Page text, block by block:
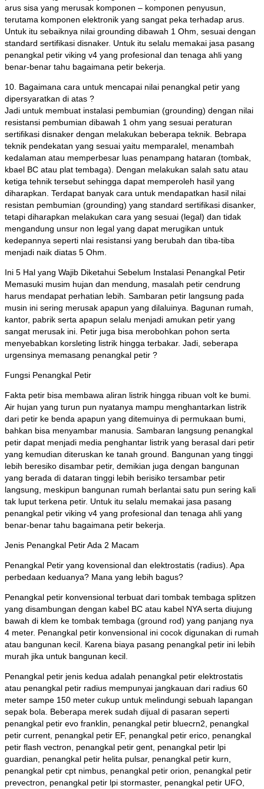
arus sisa yang merusak komponen – komponen penyusun,
terutama komponen elektronik yang sangat peka terhadap arus.
Untuk itu sebaiknya nilai grounding dibawah 1 Ohm, sesuai dengan
standard sertifikasi disnaker. Untuk itu selalu memakai jasa pasang
penangkal petir viking v4 yang profesional dan tenaga ahli yang
benar-benar tahu bagaimana petir bekerja.
10. Bagaimana cara untuk mencapai nilai penangkal petir yang
dipersyaratkan di atas ?
Jadi untuk membuat instalasi pembumian (grounding) dengan nilai
resistansi pembumian dibawah 1 ohm yang sesuai peraturan
sertifikasi disnaker dengan melakukan beberapa teknik. Bebrapa
teknik pendekatan yang sesuai yaitu memparalel, menambah
kedalaman atau memperbesar luas penampang hataran (tombak,
kbael BC atau plat tembaga). Dengan melakukan salah satu atau
ketiga tehnik tersebut sehingga dapat memperoleh hasil yang
diharapkan. Terdapat banyak cara untuk mendapatkan hasil nilai
resistan pembumian (grounding) yang standard sertifikasi disanker,
tetapi diharapkan melakukan cara yang sesuai (legal) dan tidak
mengandung unsur non legal yang dapat merugikan untuk
kedepannya seperti nlai resistansi yang berubah dan tiba-tiba
menjadi naik diatas 5 Ohm.
Ini 5 Hal yang Wajib Diketahui Sebelum Instalasi Penangkal Petir
Memasuki musim hujan dan mendung, masalah petir cendrung
harus mendapat perhatian lebih. Sambaran petir langsung pada
musin ini sering merusak apapun yang dilaluinya. Bagunan rumah,
kantor, pabrik serta apapun selalu menjadi amukan petir yang
sangat merusak ini. Petir juga bisa merobohkan pohon serta
menyebabkan korsleting listrik hingga terbakar. Jadi, seberapa
urgensinya memasang penangkal petir ?
Fungsi Penangkal Petir
Fakta petir bisa membawa aliran listrik hingga ribuan volt ke bumi.
Air hujan yang turun pun nyatanya mampu menghantarkan listrik
dari petir ke benda apapun yang ditemuinya di permukaan bumi,
bahkan bisa menyambar manusia. Sambaran langsung penangkal
petir dapat menjadi media penghantar listrik yang berasal dari petir
yang kemudian diteruskan ke tanah ground. Bangunan yang tinggi
lebih beresiko disambar petir, demikian juga dengan bangunan
yang berada di dataran tinggi lebih berisiko tersambar petir
langsung, meskipun bangunan rumah berlantai satu pun sering kali
tak luput terkena petir. Untuk itu selalu memakai jasa pasang
penangkal petir viking v4 yang profesional dan tenaga ahli yang
benar-benar tahu bagaimana petir bekerja.
Jenis Penangkal Petir Ada 2 Macam
Penangkal Petir yang kovensional dan elektrostatis (radius). Apa
perbedaan keduanya? Mana yang lebih bagus?
Penangkal petir konvensional terbuat dari tombak tembaga splitzen
yang disambungan dengan kabel BC atau kabel NYA serta diujung
bawah di klem ke tombak tembaga (ground rod) yang panjang nya
4 meter. Penangkal petir konvensional ini cocok digunakan di rumah
atau bangunan kecil. Karena biaya pasang penangkal petir ini lebih
murah jika untuk bangunan kecil.
Penangkal petir jenis kedua adalah penangkal petir elektrostatis
atau penangkal petir radius mempunyai jangkauan dari radius 60
meter sampe 150 meter cukup untuk melindungi sebuah lapangan
sepak bola. Beberapa merek sudah dijual di pasaran seperti
penangkal petir evo franklin, penangkal petir bluecrn2, penangkal
petir current, penangkal petir EF, penangkal petir erico, penangkal
petir flash vectron, penangkal petir gent, penangkal petir lpi
guardian, penangkal petir helita pulsar, penangkal petir kurn,
penangkal petir cpt nimbus, penangkal petir orion, penangkal petir
prevectron, penangkal petir lpi stormaster, penangkal petir UFO,